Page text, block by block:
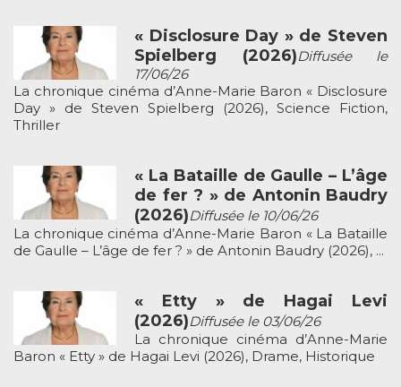
« Disclosure Day » de Steven
Spielberg (2026)Diffusée le
17/06/26
La chronique cinéma d’Anne-Marie Baron « Disclosure
Day » de Steven Spielberg (2026), Science Fiction,
Thriller
« La Bataille de Gaulle – L’âge
de fer ? » de Antonin Baudry
(2026)Diffusée le 10/06/26
La chronique cinéma d’Anne-Marie Baron « La Bataille
de Gaulle – L’âge de fer ? » de Antonin Baudry (2026), ...
« Etty » de Hagai Levi
(2026)Diffusée le 03/06/26
La chronique cinéma d’Anne-Marie
Baron « Etty » de Hagai Levi (2026), Drame, Historique